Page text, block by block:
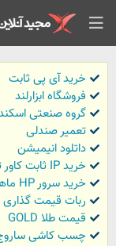
خرید آی پی ثابت
فروشگاه ابزارلند
گروه صنعتی
تعمیر صندلی
داتلود انیمیشن
خرید IP ثابت کاور تریدر
خرید سرور HP ماهان شبکه
ربات قیمت گذاری
قیمت طلا GOLD
چسب کاشی